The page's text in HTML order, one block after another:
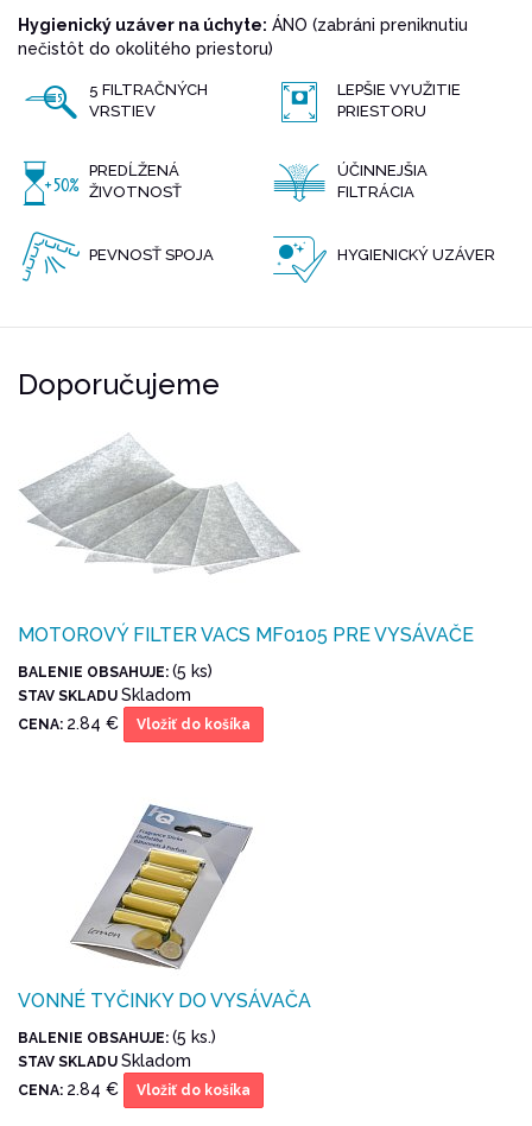
Hygienický uzáver na úchyte: ÁNO (zabráni preniknutiu
nečistôt do okolitého priestoru)
5 FILTRAČNÝCH
VRSTIEV
LEPŠIE VYUŽITIE
PRIESTORU
PREDĹŽENÁ
ŽIVOTNOSŤ
ÚČINNEJŠIA
FILTRÁCIA
PEVNOSŤ SPOJA HYGIENICKÝ UZÁVER
Doporučujeme
MOTOROVÝ FILTER VACS MF0105 PRE VYSÁVAČE
BALENIE OBSAHUJE: (5 ks)
STAV SKLADU Skladom
CENA: 2.84 € Vložiť do košíka
VONNÉ TYČINKY DO VYSÁVAČA
BALENIE OBSAHUJE: (5 ks.)
STAV SKLADU Skladom
CENA: 2.84 € Vložiť do košíka